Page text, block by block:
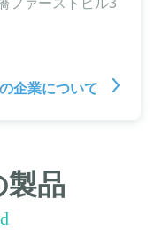
企業について
品